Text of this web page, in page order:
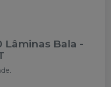
Lâminas Bala -